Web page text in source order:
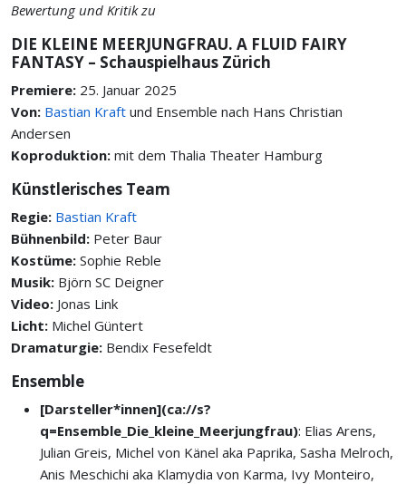
Bewertung und Kritik zu
DIE KLEINE MEERJUNGFRAU. A FLUID FAIRY
FANTASY – Schauspielhaus Zürich
Premiere: 25. Januar 2025
Von: Bastian Kraft und Ensemble nach Hans Christian
Andersen
Koproduktion: mit dem Thalia Theater Hamburg
Künstlerisches Team
Regie: Bastian Kraft
Bühnenbild: Peter Baur
Kostüme: Sophie Reble
Musik: Björn SC Deigner
Video: Jonas Link
Licht: Michel Güntert
Dramaturgie: Bendix Fesefeldt
Ensemble
[Darsteller*innen](ca://s?
q=Ensemble_Die_kleine_Meerjungfrau): Elias Arens,
Julian Greis, Michel von Känel aka Paprika, Sasha Melroch,
Anis Meschichi aka Klamydia von Karma, Ivy Monteiro,